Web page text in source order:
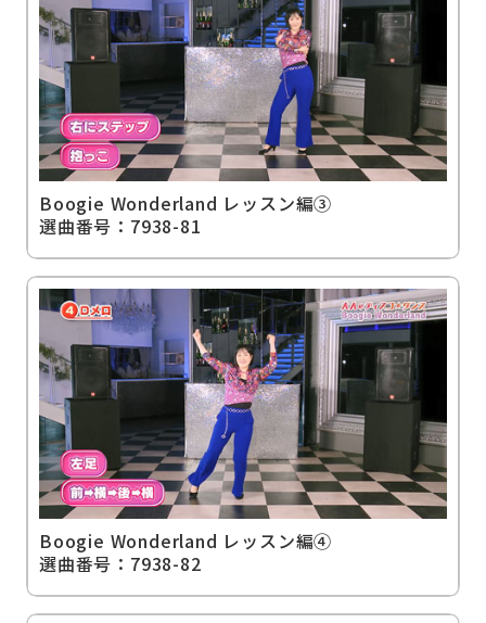
Boogie Wonderland レッスン編③
選曲番号：7938-81
Boogie Wonderland レッスン編④
選曲番号：7938-82